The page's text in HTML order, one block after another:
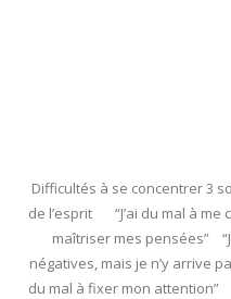
Difficultés à se concentrer 3
de l’esprit “J’ai du mal à me
maîtriser mes pensées”
négatives, mais je n’y arrive
du mal à fixer mon